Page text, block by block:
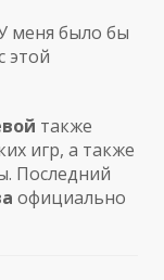
меня было бы
этой
ой также
игр, а также
Последний
а официально